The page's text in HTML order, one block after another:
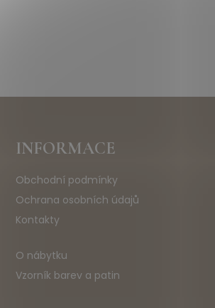
INFORMACE
Obchodní podmínky
Ochrana osobních údajů
Kontakty
O nábytku
Vzorník barev a patin